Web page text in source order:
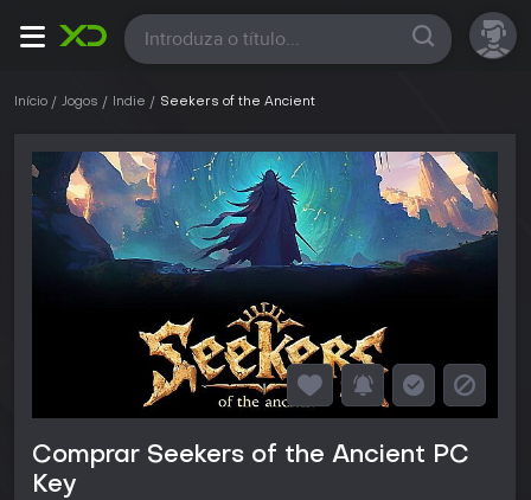
Todas
Início Jogos Indie Seekers of the Ancient
Comprar Seekers of the Ancient PC
Key